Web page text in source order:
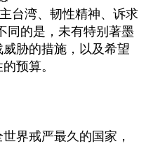
台湾、韧性精神、诉求
同的是，未有特别著墨
胁的措施，以及希望
预算。
界戒严最久的国家，